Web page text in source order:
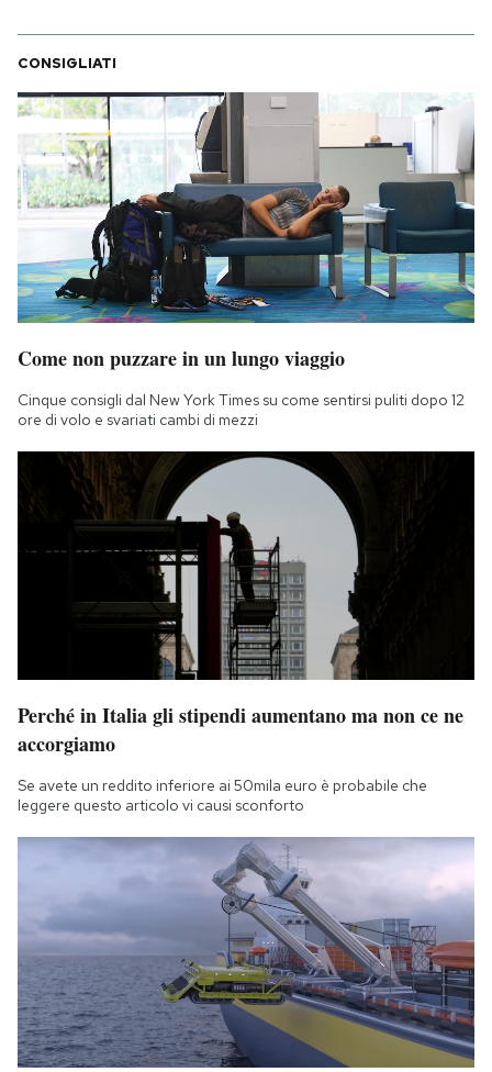
CONSIGLIATI
Come non puzzare in un lungo viaggio
Cinque consigli dal New York Times su come sentirsi puliti dopo 12
ore di volo e svariati cambi di mezzi
Perché in Italia gli stipendi aumentano ma non ce ne
accorgiamo
Se avete un reddito inferiore ai 50mila euro è probabile che
leggere questo articolo vi causi sconforto